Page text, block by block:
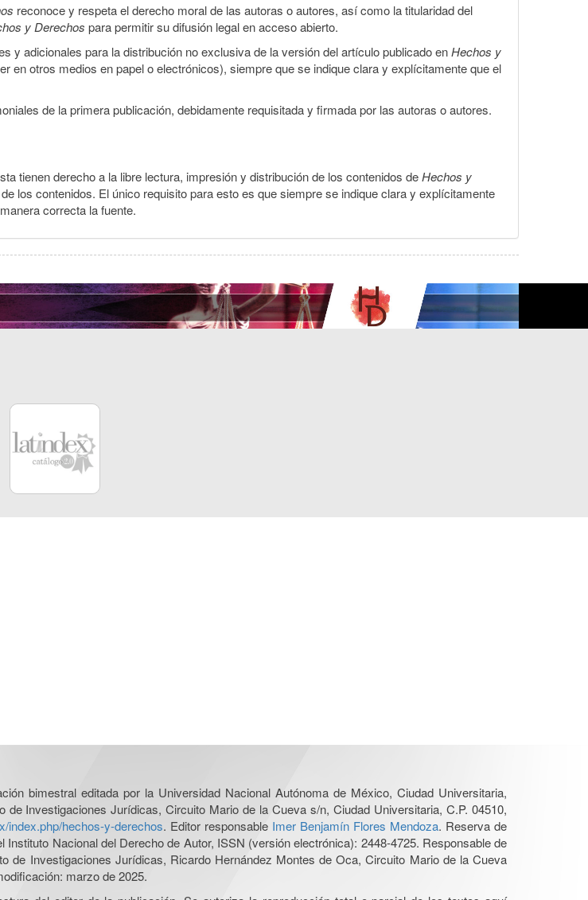
reconoce y respeta el derecho moral de las autoras o autores, así como la titularidad del
y Derechos para permitir su difusión legal en acceso abierto.
y adicionales para la distribución no exclusiva de la versión del artículo publicado enHechos y
en otros medios en papel o electrónicos), siempre que se indique clara y explícitamente que el
de la primera publicación, debidamente requisitada y firmada por las autoras o autores.
tienen derecho a la libre lectura, impresión y distribución de los contenidos deHechos y
los contenidos. El único requisito para esto es que siempre se indique clara y explícitamente
correcta la fuente.
bimestral editada por la Universidad Nacional Autónoma de México, Ciudad Universitaria,
Investigaciones Jurídicas, Circuito Mario de la Cueva s/n, Ciudad Universitaria, C.P. 04510,
index.php/hechos-y-derechos. Editor responsable Imer Benjamín Flores Mendoza. Reserva de
Nacional del Derecho de Autor, ISSN (versión electrónica): 2448-4725. Responsable de
de Investigaciones Jurídicas, Ricardo Hernández Montes de Oca, Circuito Mario de la Cueva
marzo de 2025.